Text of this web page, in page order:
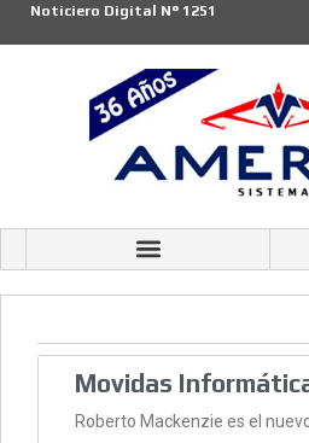
Noticiero Digital N° 1251
Movidas
Roberto Mackenzie es el